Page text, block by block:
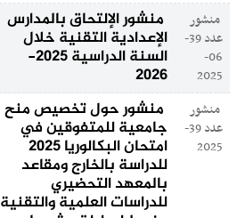
منشور
عدد 39-
06-
2025
منشور الإلتحاق بالمدارس
الإعدادية التقنية خلال
السنة الدراسية 2025-
2026
منشور
عدد 39-
2025
منشور حول تخصيص منح
جامعية للمتفوقين في
امتحان البكالوريا 2025
للدراسة بالخارج ومقاعد
بالمعهد التحضيري
للدراسات العلمية والتقنية